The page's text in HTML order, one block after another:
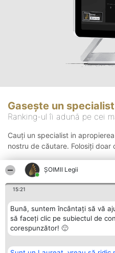
ȘOIMII Legii
15:21
Bună, suntem încântați să vă
să faceți clic pe subiectul de
corespunzător! 🙂
Gasește un specialist
Ranking-ul îi adună pe cei
Cauți un specialist in
nostru de căutare. Folosiți doar